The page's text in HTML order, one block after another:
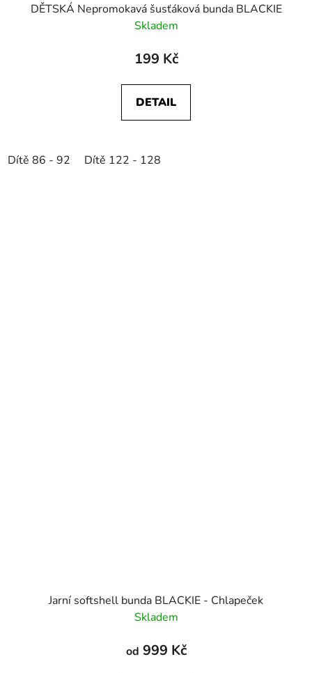
DĚTSKÁ Nepromokavá šusťáková bunda BLACKIE
Skladem
199 Kč
DETAIL
Dítě 86 - 92 Dítě 122 - 128
Jarní softshell bunda BLACKIE - Chlapeček
Skladem
od 999 Kč